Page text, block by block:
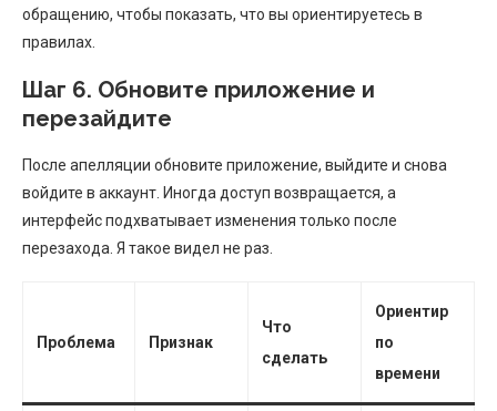
обращению, чтобы показать, что вы ориентируетесь в
правилах.
Шаг 6. Обновите приложение и
перезайдите
После апелляции обновите приложение, выйдите и снова
войдите в аккаунт. Иногда доступ возвращается, а
интерфейс подхватывает изменения только после
перезахода. Я такое видел не раз.
Проблема Признак
Что
сделать
Ориентир
по
времени